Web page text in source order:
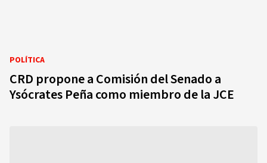
POLÍTICA
CRD propone a Comisión del Senado a
Ysócrates Peña como miembro de la JCE